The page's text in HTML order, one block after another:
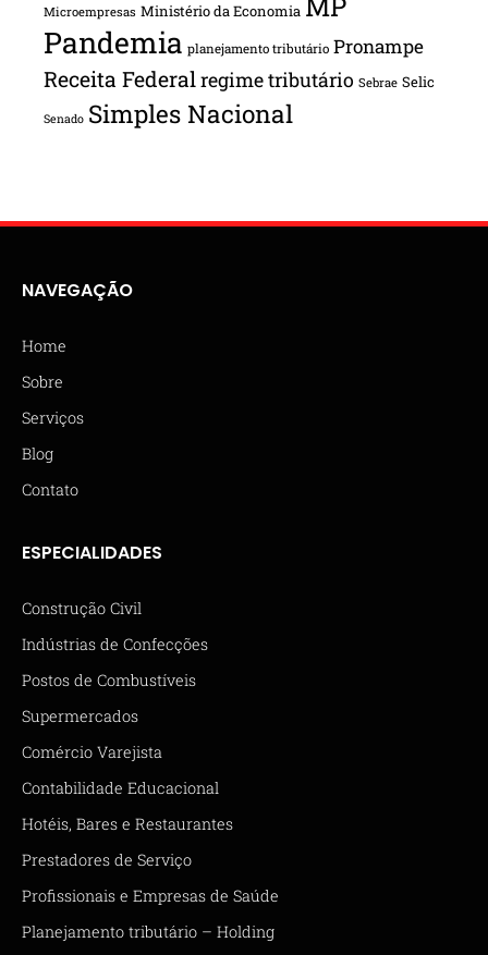
Microempresas Ministério da Economia
Pandemia planejamento tributário Pronampe
Receita Federalregime tributário Sebrae Selic
Senado Simples Nacional
NAVEGAÇÃO
Home
Sobre
Serviços
Blog
Contato
ESPECIALIDADES
Construção Civil
Indústrias de Confecções
Postos de Combustíveis
Supermercados
Comércio Varejista
Contabilidade Educacional
Hotéis, Bares e Restaurantes
Prestadores de Serviço
Profissionais e Empresas de Saúde
Planejamento tributário – Holding